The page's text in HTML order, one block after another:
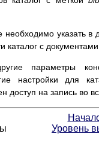
указать в
каталог с документами.
параметры
настройки для
доступ на запись во
Уровень